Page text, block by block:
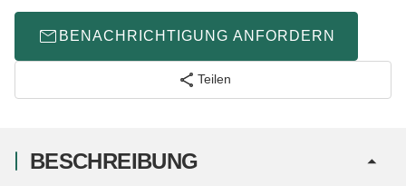
BENACHRICHTIGUNG ANFORDERN
Teilen
BESCHREIBUNG